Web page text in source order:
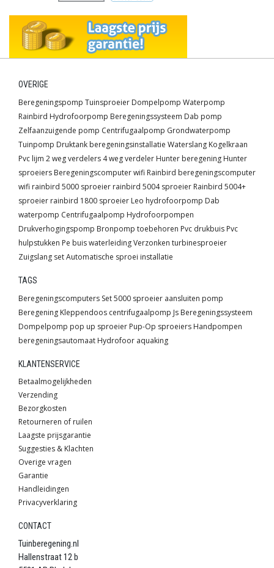
OVERIGE
Beregeningspomp Tuinsproeier Dompelpomp Waterpomp
Rainbird Hydrofoorpomp Beregeningssysteem Dab pomp
Zelfaanzuigende pomp Centrifugaalpomp Grondwaterpomp
Tuinpomp Druktank beregeningsinstallatie Waterslang Kogelkraan
Pvc lijm 2 weg verdelers 4 weg verdeler Hunter beregening Hunter
sproeiers Beregeningscomputer wifi Rainbird beregeningscomputer
wifi rainbird 5000 sproeier rainbird 5004 sproeier Rainbird 5004+
sproeier rainbird 1800 sproeier Leo hydrofoorpomp Dab
waterpomp Centrifugaalpomp Hydrofoorpompen
Drukverhogingspomp Bronpomp toebehoren Pvc drukbuis Pvc
hulpstukken Pe buis waterleidingVerzonken turbinesproeier
Zuigslang setAutomatische sproei installatie
TAGS
Beregeningscomputers Set5000 sproeier aansluiten pomp
Beregening Kleppendoos centrifugaalpomp Js Beregeningssysteem
Dompelpomp pop up sproeier Pup-Op sproeiers Handpompen
beregeningsautomaat Hydrofoor aquaking
KLANTENSERVICE
Betaalmogelijkheden
Verzending
Bezorgkosten
Retourneren of ruilen
Laagste prijsgarantie
Suggesties & Klachten
Overige vragen
Garantie
Handleidingen
Privacyverklaring
CONTACT
Tuinberegening.nl
Hallenstraat 12 b